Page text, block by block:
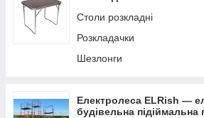
Столи розкладні
Розкладачки
Шезлонги
Електролеса ELRish —
будівельна